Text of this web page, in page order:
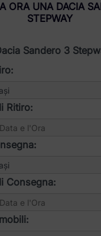
ORA UNA DACIA
STEPWAY
Sandero 3
Ritiro:
Consegna: